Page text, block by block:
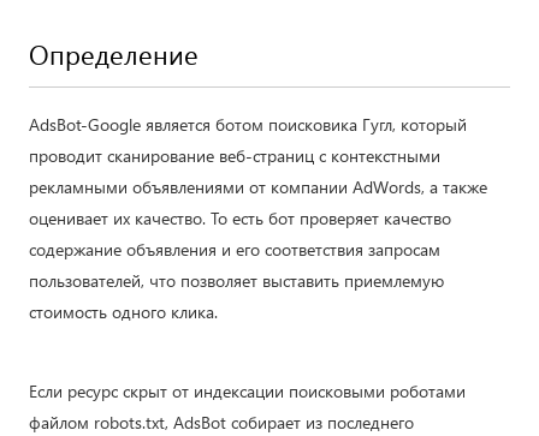
Определение
AdsBot-Google является ботом поисковика Гугл, который
проводит сканирование веб-страниц с контекстными
рекламными объявлениями от компании AdWords, а также
оценивает их качество. То есть бот проверяет качество
содержание объявления и его соответствия запросам
пользователей, что позволяет выставить приемлемую
стоимость одного клика.
Если ресурс скрыт от индексации поисковыми роботами
файлом robots.txt, AdsBot собирает из последнего